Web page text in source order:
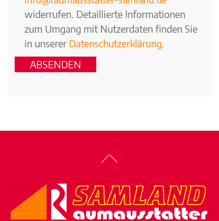
widerrufen. Detaillierte Informationen
zum Umgang mit Nutzerdaten finden Sie
in unserer Datenschutzerklärung.
ABSENDEN